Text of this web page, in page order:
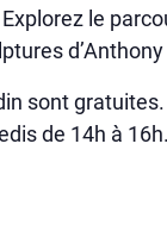
le
sont
de 14h à